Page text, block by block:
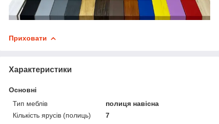
Приховати
Характеристики
Основні
Тип меблів
полиця навісна
Кількість ярусів (полиць)
7